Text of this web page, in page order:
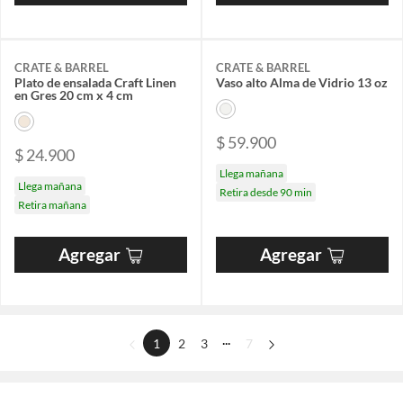
CRATE & BARREL
Plato de ensalada Craft Linen
en Gres 20 cm x 4 cm
$ 24.900
Llega mañana
Retira mañana
Agregar
CRATE & BARREL
Vaso alto Alma de Vidrio 13 oz
$ 59.900
Llega mañana
Retira desde 90 min
Agregar
1 2 3 7